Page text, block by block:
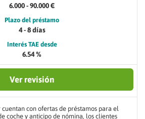
6.000 - 90.000 €
Plazo del préstamo
4 - 8 días
Interés TAE desde
6.54 %
Ver revisión
cuentan con ofertas de préstamos para el
coche y anticipo de nómina, los clientes